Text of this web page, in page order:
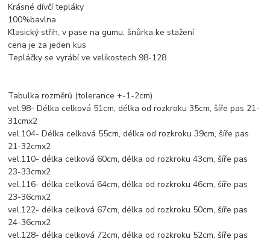
Krásné dívčí tepláky
100%bavlna
Klasický střih, v pase na gumu, šnůrka ke stažení
cena je za jeden kus
Tepláčky se vyrábí ve velikostech 98-128
Tabulka rozměrů (tolerance +-1-2cm)
vel.98- Délka celková 51cm, délka od rozkroku 35cm, šíře pas 21-
31cmx2
vel.104- Délka celková 55cm, délka od rozkroku 39cm, šíře pas
21-32cmx2
vel.110- délka celková 60cm, délka od rozkroku 43cm, šíře pas
23-33cmx2
vel.116- délka celková 64cm, délka od rozkroku 46cm, šíře pas
23-36cmx2
vel.122- délka celková 67cm, délka od rozkroku 50cm, šíře pas
24-36cmx2
vel.128- délka celková 72cm, délka od rozkroku 52cm, šíře pas